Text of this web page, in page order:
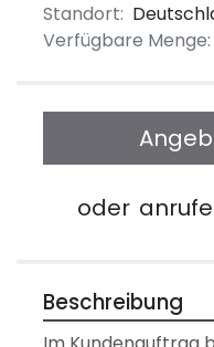
Standort:
Verfügbare Menge:
oder
Beschreibung